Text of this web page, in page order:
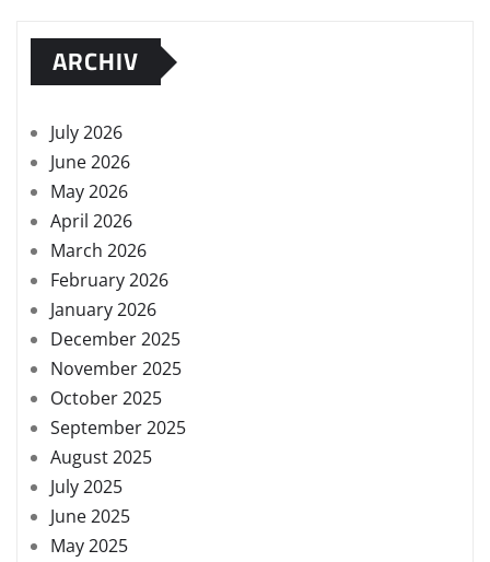
ARCHIV
July 2026
June 2026
May 2026
April 2026
March 2026
February 2026
January 2026
December 2025
November 2025
October 2025
September 2025
August 2025
July 2025
June 2025
May 2025